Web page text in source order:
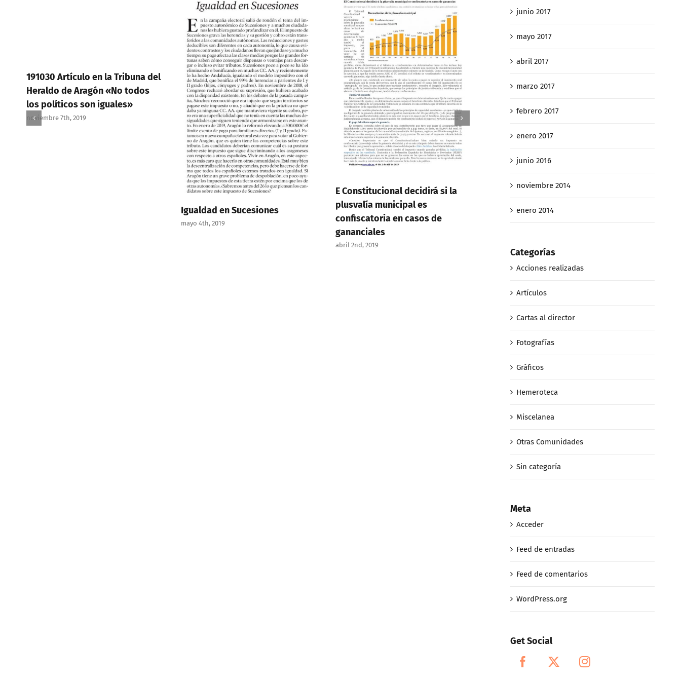
191030 Artículo en la Tribuna del
Heraldo de Aragón «No todos
los políticos son iguales»
noviembre 7th, 2019
Igualdad en Sucesiones
mayo 4th, 2019
E Constitucional decidirá si la
plusvalía municipal es
confiscatoria en casos de
gananciales
abril 2nd, 2019
Así «caza» Hacienda a los
de sucesiones 4 de 4
junio 2017
mayo 2017
abril 2017
marzo 2017
febrero 2017
enero 2017
junio 2016
noviembre 2014
enero 2014
Categorías
Acciones realizadas
Artículos
Cartas al director
Fotografías
Gráficos
Hemeroteca
Miscelanea
Otras Comunidades
Sin categoría
Meta
Acceder
Feed de entradas
Feed de comentarios
WordPress.org
Get Social